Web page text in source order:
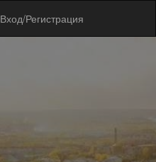
Вход/Регистрация